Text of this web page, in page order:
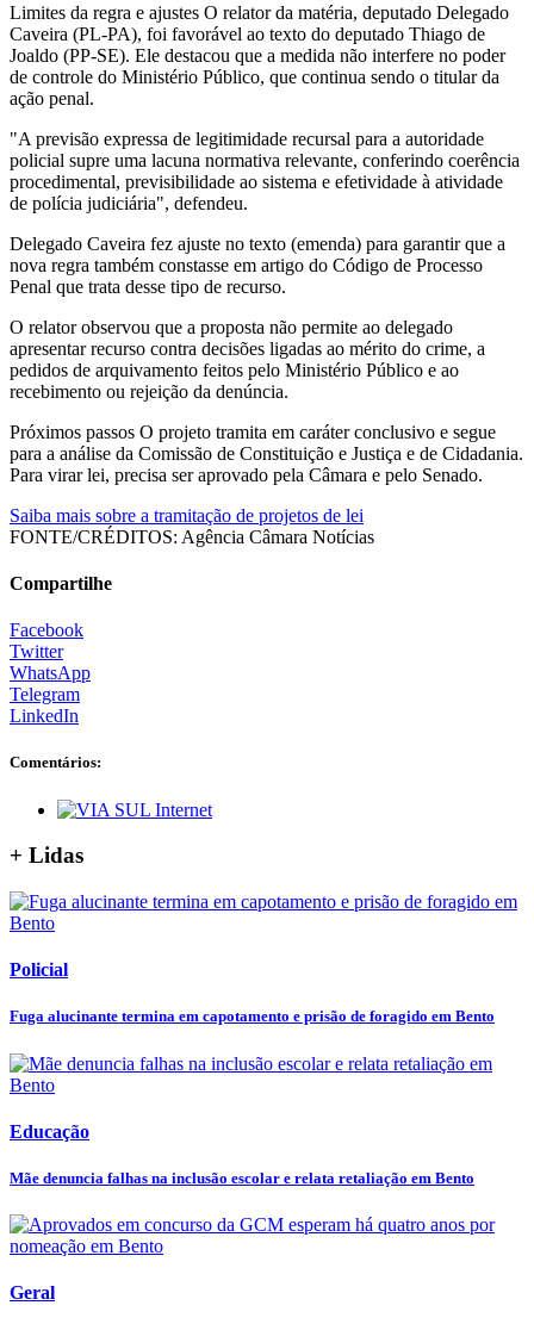
Limites da regra e ajustes O relator da matéria, deputado Delegado
Caveira (PL-PA), foi favorável ao texto do deputado Thiago de
Joaldo (PP-SE). Ele destacou que a medida não interfere no poder
de controle do Ministério Público, que continua sendo o titular da
ação penal.
"A previsão expressa de legitimidade recursal para a autoridade
policial supre uma lacuna normativa relevante, conferindo coerência
procedimental, previsibilidade ao sistema e efetividade à atividade
de polícia judiciária", defendeu.
Delegado Caveira fez ajuste no texto (emenda) para garantir que a
nova regra também constasse em artigo do Código de Processo
Penal que trata desse tipo de recurso.
O relator observou que a proposta não permite ao delegado
apresentar recurso contra decisões ligadas ao mérito do crime, a
pedidos de arquivamento feitos pelo Ministério Público e ao
recebimento ou rejeição da denúncia.
Próximos passos O projeto tramita em caráter conclusivo e segue
para a análise da Comissão de Constituição e Justiça e de Cidadania.
Para virar lei, precisa ser aprovado pela Câmara e pelo Senado.
Saiba mais sobre a tramitação de projetos de lei
FONTE/CRÉDITOS: Agência Câmara Notícias
Compartilhe
Facebook
Twitter
WhatsApp
Telegram
LinkedIn
Comentários:
+ Lidas
Policial
Fuga alucinante termina em capotamento e prisão de foragido em Bento
Educação
Mãe denuncia falhas na inclusão escolar e relata retaliação em Bento
Geral